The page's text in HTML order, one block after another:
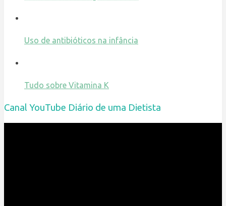
Uso de antibióticos na infância
Tudo sobre Vitamina K
Canal YouTube Diário de uma Dietista